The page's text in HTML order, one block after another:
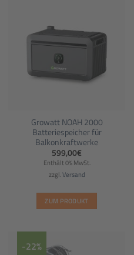
Growatt NOAH 2000
Batteriespeicher für
Balkonkraftwerke
599,00€
Enthält 0% MwSt.
zzgl.Versand
ZUM PRODUKT
-22%